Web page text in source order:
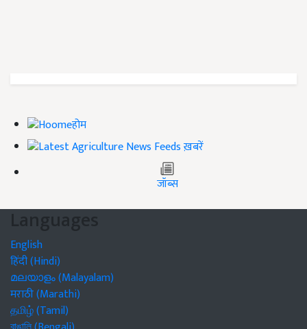
होम
ख़बरें
जॉब्स
Languages
English
हिंदी (Hindi)
മലയാളം (Malayalam)
मराठी (Marathi)
தமிழ் (Tamil)